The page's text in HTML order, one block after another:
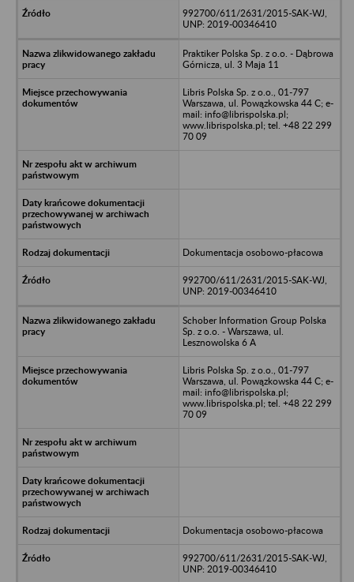
992700/611/2631/2015-SAK-WJ,
UNP: 2019-00346410
Praktiker Polska Sp. z o.o. - Dąbrowa
Górnicza, ul. 3 Maja 11
Libris Polska Sp. z o.o., 01-797
Warszawa, ul. Powązkowska 44 C; e-
mail: info@librispolska.pl;
www.librispolska.pl; tel. +48 22 299
70 09
Dokumentacja osobowo-płacowa
992700/611/2631/2015-SAK-WJ,
UNP: 2019-00346410
Schober Information Group Polska
Sp. z o.o. - Warszawa, ul.
Lesznowolska 6 A
Libris Polska Sp. z o.o., 01-797
Warszawa, ul. Powązkowska 44 C; e-
mail: info@librispolska.pl;
www.librispolska.pl; tel. +48 22 299
70 09
Dokumentacja osobowo-płacowa
992700/611/2631/2015-SAK-WJ,
UNP: 2019-00346410